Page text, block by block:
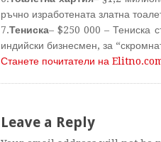
ръчно изработената златна
7.Тениска– $250 000 – Тениска
индийски бизнесмен, за
Станете почитатели на
Leave a Reply